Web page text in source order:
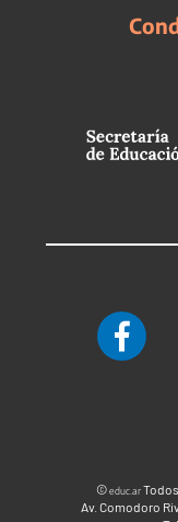
©educ.ar
Av. Comodoro